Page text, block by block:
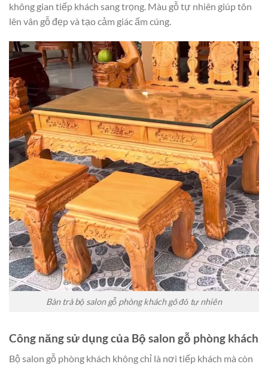
không gian tiếp khách sang trọng. Màu gỗ tự nhiên giúp tôn
lên vân gỗ đẹp và tạo cảm giác ấm cúng.
Bàn trà bộ salon gỗ phòng khách gõ đỏ tự nhiên
Công năng sử dụng của Bộ salon gỗ phòng khách
Bộ salon gỗ phòng khách không chỉ là nơi tiếp khách mà còn